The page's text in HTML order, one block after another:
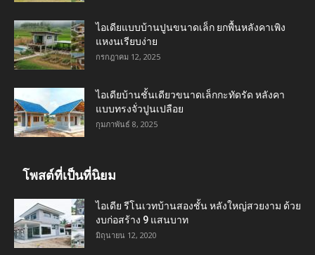
ไอเดียแบบบ้านปูนขนาดเล็ก ยกพื้นหลังคาเพิง
แหงนเรียบง่าย
กรกฎาคม 12, 2025
ไอเดียบ้านชั้นเดียวขนาดเล็กกะทัดรัด หลังคา
แบบทรงจั่วปูนเปลือย
กุมภาพันธ์ 8, 2025
โพสต์ที่เป็นที่นิยม
ไอเดีย รีโนเวทบ้านสองชั้น หลังใหญ่สวยงาม ด้วย
งบก่อสร้าง 9 แสนบาท
มิถุนายน 12, 2020